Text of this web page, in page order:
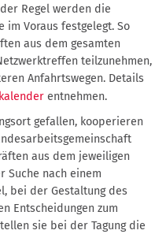
Regel werden die
im Voraus festgelegt. So
aus dem gesamten
teilzunehmen,
Anfahrtswegen. Details
entnehmen.
gefallen, kooperieren
aus dem jeweiligen
Suche nach einem
bei der Gestaltung des
Entscheidungen zum
sie bei der Tagung die